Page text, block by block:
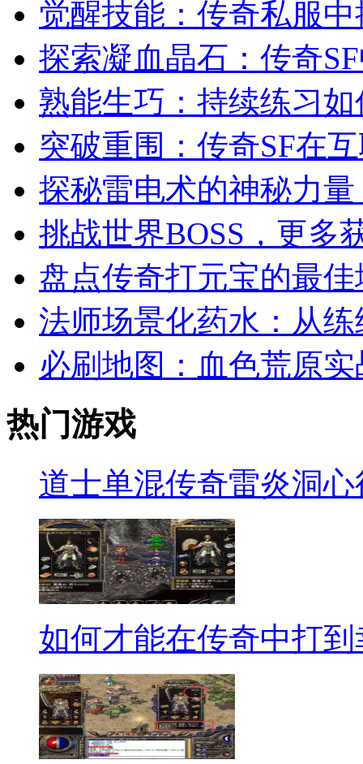
觉醒技能：传奇私服
探索凝血晶石：传奇
熟能生巧：持续练习
突破重围：传奇SF在
探秘雷电术的神秘力
挑战世界BOSS，更多
盘点传奇打元宝的最
法师场景化药水：从练
必刷地图：血色荒原
热门游戏
道士单混传奇雷炎洞心
如何才能在传奇中打